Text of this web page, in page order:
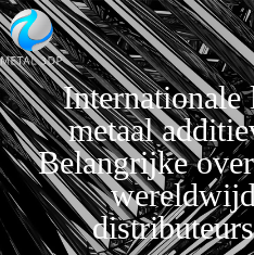
metaal
Belangrijke